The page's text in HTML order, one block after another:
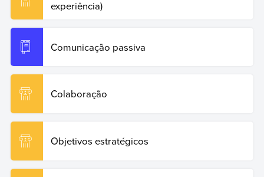
experiência)
Comunicação passiva
Colaboração
Objetivos estratégicos